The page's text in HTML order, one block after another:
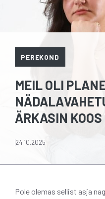
PEREKOND
MEIL OLI
ÄRKASIN
24.10.2025
Pole olemas sellist asja